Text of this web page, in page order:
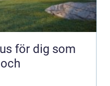
för dig som